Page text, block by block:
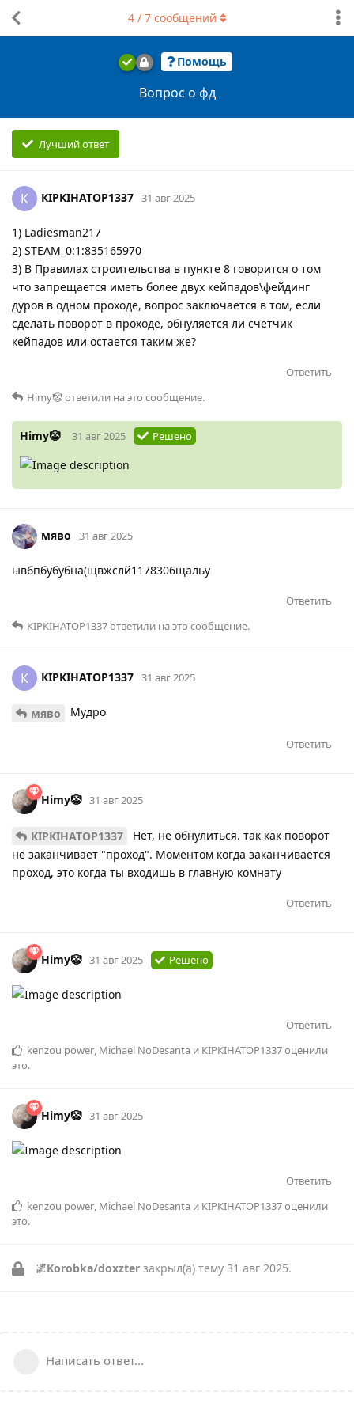
Помощь
Вопрос о фд
Лучший ответ
4/ 7сообщений
К КІРКІНАТОР1337 31 авг 2025
1) Ladiesman217
2) STEAM_0:1:835165970
3) В Правилах строительства в пункте 8 говорится о том
что запрещается иметь более двух кейпадов\фейдинг
дуров в одном проходе, вопрос заключается в том, если
сделать поворот в проходе, обнуляется ли счетчик
кейпадов или остается таким же?
Ответить
Himy🤡ответили на это сообщение.
Himy🤡 31 авг 2025 Решено
мяво 31 авг 2025
ывбпбубубна(щвжслй1178306щальу
Ответить
КІРКІНАТОР1337ответили на это сообщение.
К КІРКІНАТОР1337 31 авг 2025
мяво Мудро
Ответить
Himy🤡 31 авг 2025
КІРКІНАТОР1337
Нет, не обнулиться. так как поворот
не заканчивает "проход". Моментом когда заканчивается
проход, это когда ты входишь в главную комнату
Ответить
Himy🤡 31 авг 2025 Решено
Ответить
kenzou power, Michael NoDesanta и КІРКІНАТОР1337оценили
это.
Himy🤡 31 авг 2025
Ответить
kenzou power, Michael NoDesanta и КІРКІНАТОР1337оценили
это.
🌌Korobka/doxzter закрыл(а) тему 31 авг 2025.
Написать ответ...